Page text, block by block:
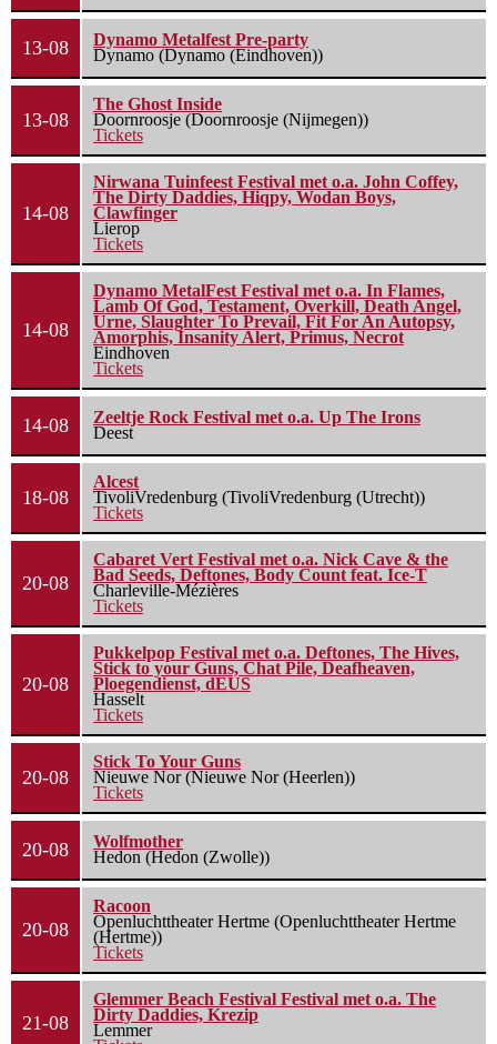
13-08
Dynamo Metalfest Pre-party
Dynamo (Dynamo (Eindhoven))
13-08
The Ghost Inside
Doornroosje (Doornroosje (Nijmegen))
Tickets
14-08
Nirwana Tuinfeest Festival met o.a. John Coffey,
The Dirty Daddies, Hiqpy, Wodan Boys,
Clawfinger
Lierop
Tickets
14-08
Dynamo MetalFest Festival met o.a. In Flames,
Lamb Of God, Testament, Overkill, Death Angel,
Urne, Slaughter To Prevail, Fit For An Autopsy,
Amorphis, Insanity Alert, Primus, Necrot
Eindhoven
Tickets
14-08
Zeeltje Rock Festival met o.a. Up The Irons
Deest
18-08
Alcest
TivoliVredenburg (TivoliVredenburg (Utrecht))
Tickets
20-08
Cabaret Vert Festival met o.a. Nick Cave & the
Bad Seeds, Deftones, Body Count feat. Ice-T
Charleville-Mézières
Tickets
20-08
Pukkelpop Festival met o.a. Deftones, The Hives,
Stick to your Guns, Chat Pile, Deafheaven,
Ploegendienst, dEUS
Hasselt
Tickets
20-08
Stick To Your Guns
Nieuwe Nor (Nieuwe Nor (Heerlen))
Tickets
20-08
Wolfmother
Hedon (Hedon (Zwolle))
20-08
Racoon
Openluchttheater Hertme (Openluchttheater Hertme
(Hertme))
Tickets
21-08
Glemmer Beach Festival Festival met o.a. The
Dirty Daddies, Krezip
Lemmer